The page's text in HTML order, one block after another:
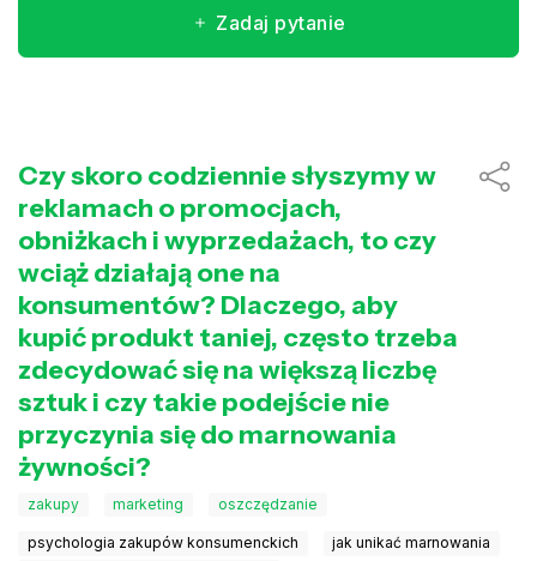
Zadaj pytanie
Czy skoro codziennie słyszymy w
reklamach o promocjach,
obniżkach i wyprzedażach, to czy
wciąż działają one na
konsumentów? Dlaczego, aby
kupić produkt taniej, często trzeba
zdecydować się na większą liczbę
sztuk i czy takie podejście nie
przyczynia się do marnowania
żywności?
zakupy marketing oszczędzanie
psychologia zakupów konsumenckich
jak unikać marnowania